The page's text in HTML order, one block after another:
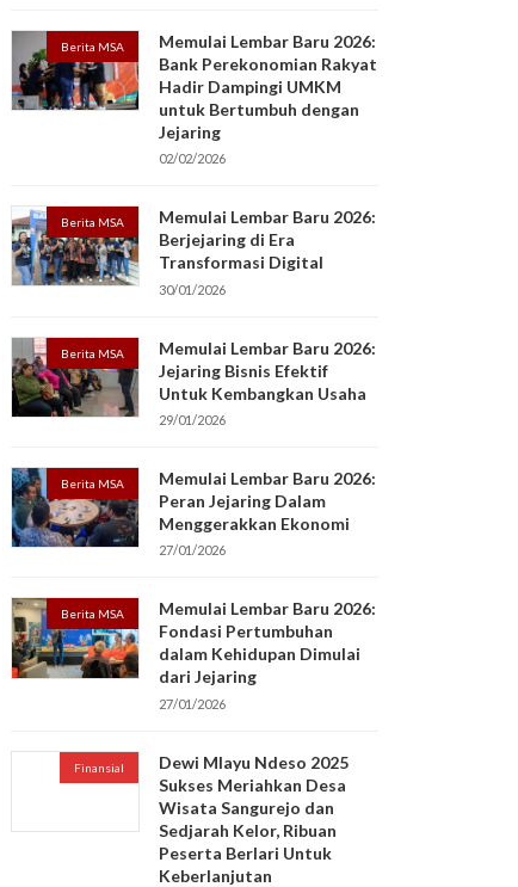
Berita MSA
Memulai Lembar Baru 2026:
Bank Perekonomian Rakyat
Hadir Dampingi UMKM
untuk Bertumbuh dengan
Jejaring
02/02/2026
Berita MSA
Memulai Lembar Baru 2026:
Berjejaring di Era
Transformasi Digital
30/01/2026
Berita MSA
Memulai Lembar Baru 2026:
Jejaring Bisnis Efektif
Untuk Kembangkan Usaha
29/01/2026
Berita MSA
Memulai Lembar Baru 2026:
Peran Jejaring Dalam
Menggerakkan Ekonomi
27/01/2026
Berita MSA
Memulai Lembar Baru 2026:
Fondasi Pertumbuhan
dalam Kehidupan Dimulai
dari Jejaring
27/01/2026
Finansial
Dewi Mlayu Ndeso 2025
Sukses Meriahkan Desa
Wisata Sangurejo dan
Sedjarah Kelor, Ribuan
Peserta Berlari Untuk
Keberlanjutan